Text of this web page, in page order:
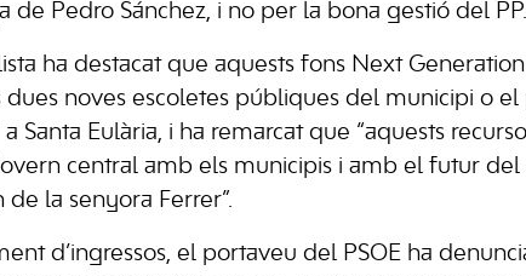
de Pedro Sánchez, i no per la bona gestió del PP.
ha destacat que aquests fons Next
dues noves escoletes públiques del municipi o el
Santa Eulària, i ha remarcat que “aquests
central amb els municipis i amb el futur del
de la senyora Ferrer”.
d’ingressos, el portaveu del PSOE ha